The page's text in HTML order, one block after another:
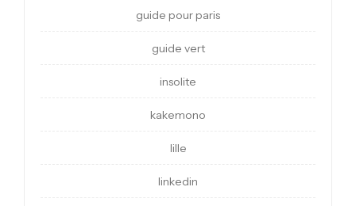
guide pour paris
guide vert
insolite
kakemono
lille
linkedin